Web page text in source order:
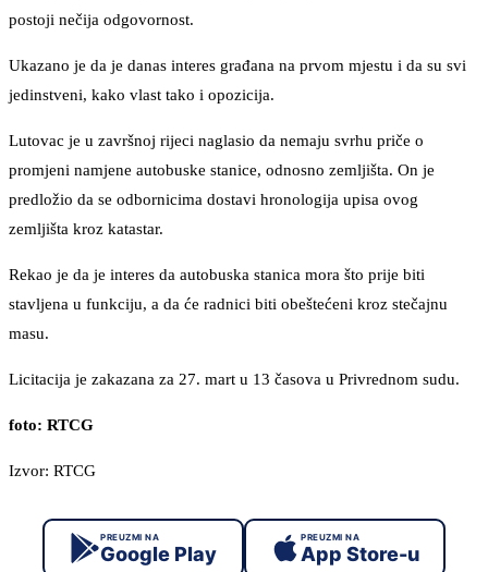
postoji nečija odgovornost.
Ukazano je da je danas interes građana na prvom mjestu i da su svi
jedinstveni, kako vlast tako i opozicija.
Lutovac je u završnoj rijeci naglasio da nemaju svrhu priče o
promjeni namjene autobuske stanice, odnosno zemljišta. On je
predložio da se odbornicima dostavi hronologija upisa ovog
zemljišta kroz katastar.
Rekao je da je interes da autobuska stanica mora što prije biti
stavljena u funkciju, a da će radnici biti obeštećeni kroz stečajnu
masu.
Licitacija je zakazana za 27. mart u 13 časova u Privrednom sudu.
foto: RTCG
Izvor: RTCG
PREUZMI NA
Google Play
PREUZMI NA
App Store-u